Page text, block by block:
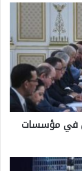
في مؤسسات